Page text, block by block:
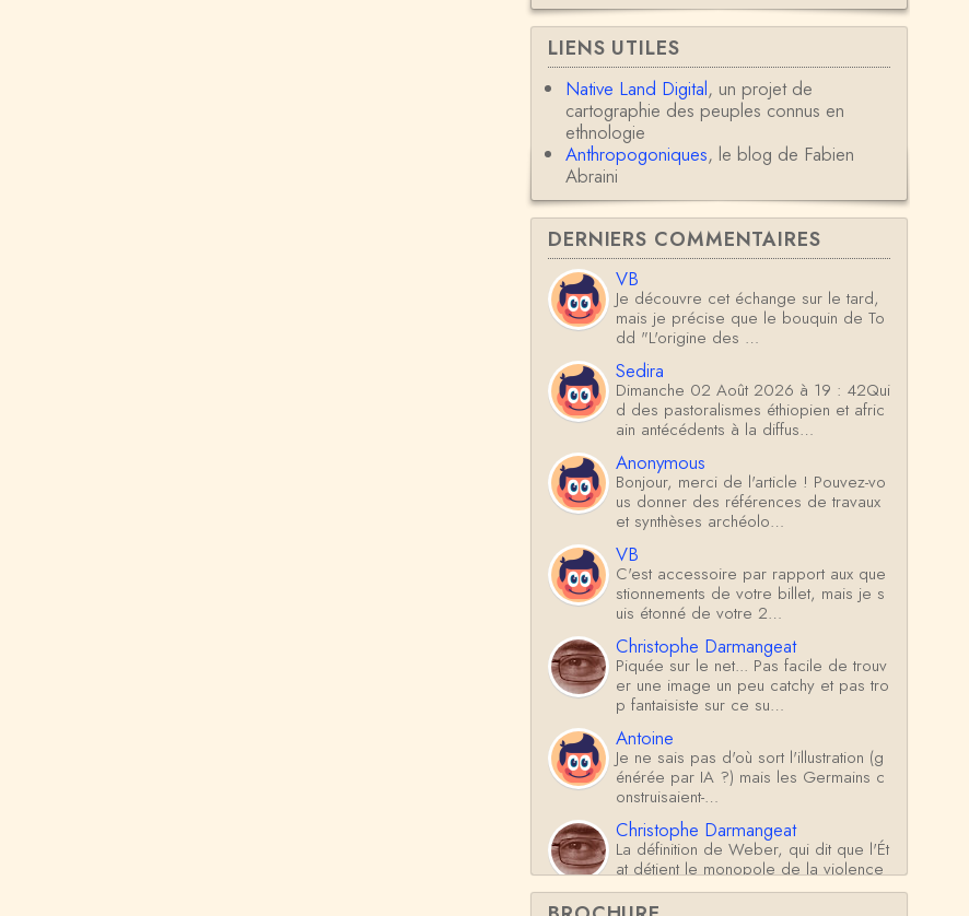
LIENS UTILES
Native Land Digital, un projet de
cartographie des peuples connus en
ethnologie
Anthropogoniques, le blog de Fabien
Abraini
DERNIERS COMMENTAIRES
VB
Je découvre cet échange sur le tard,
mais je précise que le bouquin de To
dd "L'origine des …
Sedira
Dimanche 02 Août 2026 à 19 : 42Qui
d des pastoralismes éthiopien et afric
ain antécédents à la diffus…
Anonymous
Bonjour, merci de l'article ! Pouvez-vo
us donner des références de travaux
et synthèses archéolo…
VB
C'est accessoire par rapport aux que
stionnements de votre billet, mais je s
uis étonné de votre 2…
Christophe Darmangeat
Piquée sur le net... Pas facile de trouv
er une image un peu catchy et pas tro
p fantaisiste sur ce su…
Antoine
Je ne sais pas d'où sort l'illustration (g
énérée par IA ?) mais les Germains c
onstruisaient-…
Christophe Darmangeat
La définition de Weber, qui dit que l'Ét
at détient le monopole de la violence
*légitime* répond …